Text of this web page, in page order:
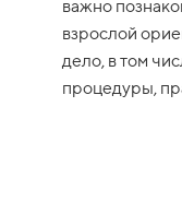
важно
взрослой
дело, в том
процедуры,